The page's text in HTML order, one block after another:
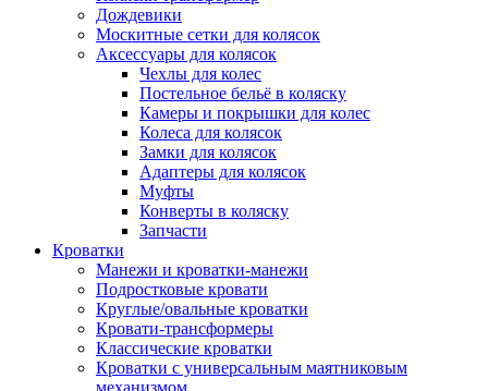
Дождевики
Москитные сетки для колясок
Аксессуары для колясок
Чехлы для колес
Постельное бельё в коляску
Камеры и покрышки для колес
Колеса для колясок
Замки для колясок
Адаптеры для колясок
Муфты
Конверты в коляску
Запчасти
Кроватки
Манежи и кроватки-манежи
Подростковые кровати
Круглые/овальные кроватки
Кровати-трансформеры
Классические кроватки
Кроватки с универсальным маятниковым
механизмом